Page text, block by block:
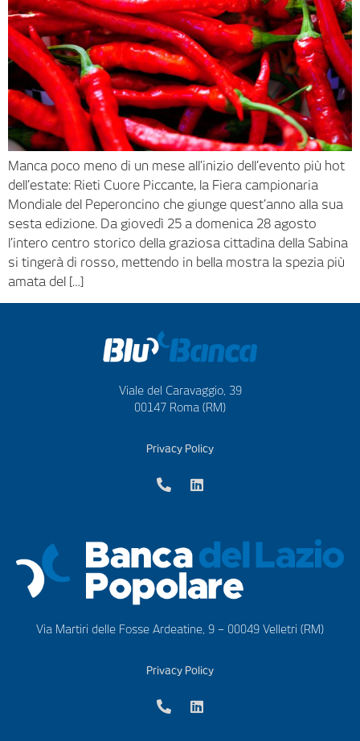
Manca poco meno di un mese all’inizio dell’evento più hot
dell’estate: Rieti Cuore Piccante, la Fiera campionaria
Mondiale del Peperoncino che giunge quest’anno alla sua
sesta edizione. Da giovedì 25 a domenica 28 agosto
l’intero centro storico della graziosa cittadina della Sabina
si tingerà di rosso, mettendo in bella mostra la spezia più
amata del […]
Viale del Caravaggio, 39
00147 Roma (RM)
Privacy Policy
Via Martiri delle Fosse Ardeatine, 9 – 00049 Velletri (RM)
Privacy Policy